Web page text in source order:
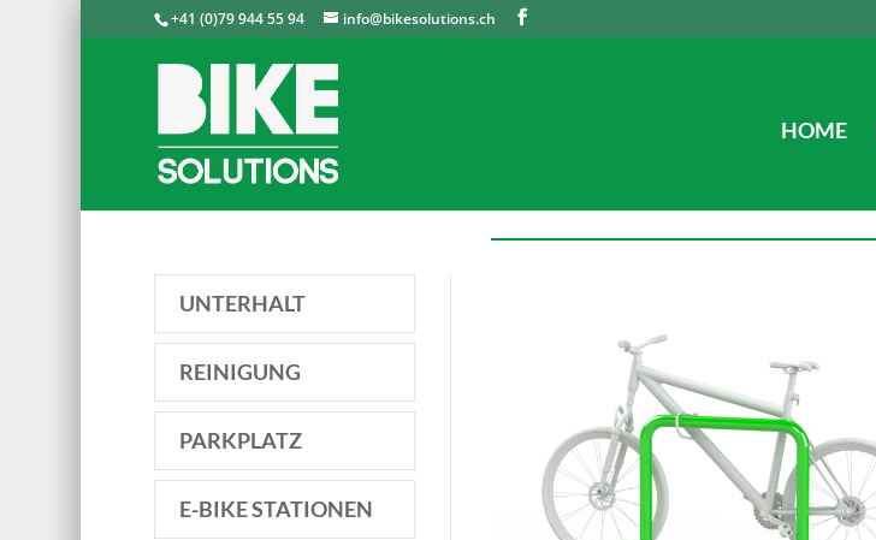
+41 (0)79 944 55 94 info@bikesolutions.ch
HOME
UNTERHALT
REINIGUNG
PARKPLATZ
E-BIKE STATIONEN